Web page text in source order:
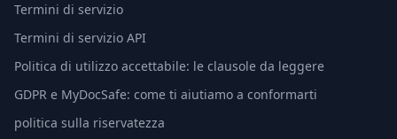
Termini di servizio
Termini di servizio API
Politica di utilizzo accettabile: le clausole da leggere
GDPR e MyDocSafe: come ti aiutiamo a conformarti
politica sulla riservatezza